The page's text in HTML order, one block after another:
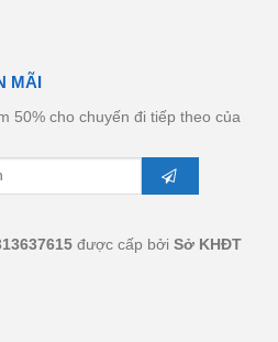
MÃI
50% cho chuyến đi tiếp theo của
được cấp bởi Sở KHĐT